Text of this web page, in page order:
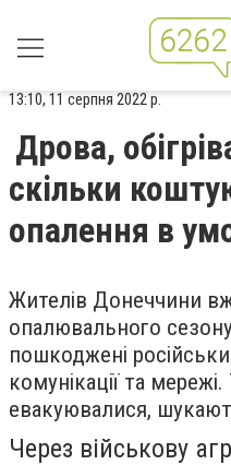
13:10, 11 серпня 2022 р.
Дрова,
скільки
опалення в
Жителів Донеччини
опалювального
пошкоджені
комунікації та
евакуювалися,
Через військову